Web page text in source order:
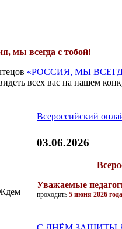
мы всегда с тобой!
«РОССИЯ, МЫ
всех вас на нашем
Всероссийский
03.06.2026
Уважаемые
проходить 5 июня 2026